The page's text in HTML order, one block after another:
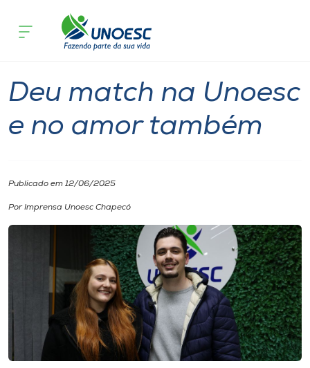
Cursos
Internacionalização
I.nova
Deu match na Unoesc
e no amor também
Publicado em 12/06/2025
Por Imprensa Unoesc Chapecó